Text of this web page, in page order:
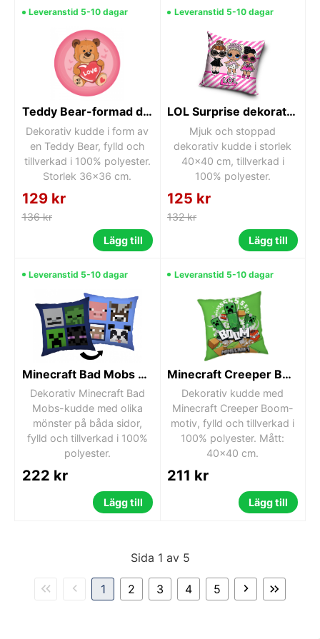
Leveranstid 5-10 dagar
Teddy Bear-formad dekorativ kudde 36x36 cm
Dekorativ kudde i form av
en Teddy Bear, fylld och
tillverkad i 100% polyester.
Storlek 36x36 cm.
129 kr
136 kr
Lägg till
Leveranstid 5-10 dagar
LOL Surprise dekorativ kudde 40x40 cm
Mjuk och stoppad
dekorativ kudde i storlek
40x40 cm, tillverkad i
100% polyester.
125 kr
132 kr
Lägg till
Leveranstid 5-10 dagar
Minecraft Bad Mobs kudde, dekorativ kudde 40x40 cm
Dekorativ Minecraft Bad
Mobs-kudde med olika
mönster på båda sidor,
fylld och tillverkad i 100%
polyester.
222 kr
Lägg till
Leveranstid 5-10 dagar
Minecraft Creeper Boom dekorativ kudde 40x40 cm
Dekorativ kudde med
Minecraft Creeper Boom-
motiv, fylld och tillverkad i
100% polyester. Mått:
40x40 cm.
211 kr
Lägg till
Sida 1 av 5
1 2 3 4 5